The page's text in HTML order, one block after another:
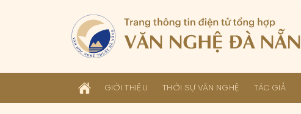
GIỚI THIỆU THỜI SỰ VĂN NGHỆ TÁC GIẢ